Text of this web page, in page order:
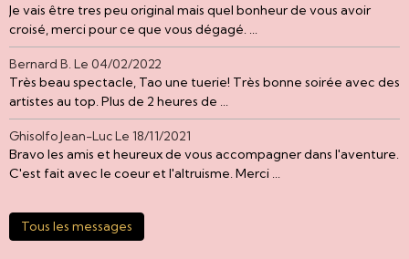
Je vais être tres peu original mais quel bonheur de vous avoir
croisé, merci pour ce que vous dégagé. ...
Bernard B. Le 04/02/2022
Très beau spectacle, Tao une tuerie! Très bonne soirée avec des
artistes au top. Plus de 2 heures de ...
Ghisolfo Jean-LucLe 18/11/2021
Bravo les amis et heureux de vous accompagner dans l'aventure.
C'est fait avec le coeur et l'altruisme. Merci ...
Tous les messages